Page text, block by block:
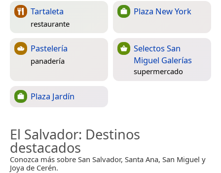
Tartaleta
restaurante
Plaza New York
Pastelería
panadería
Selectos San
Miguel Galerías
supermercado
Plaza Jardín
El Salvador: Destinos
destacados
Conozca más sobre San Salvador, Santa Ana, San Miguel y
Joya de Cerén.